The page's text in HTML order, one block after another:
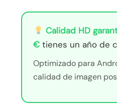
Calidad HD
€ tienes un año de
Optimizado para
calidad de imagen